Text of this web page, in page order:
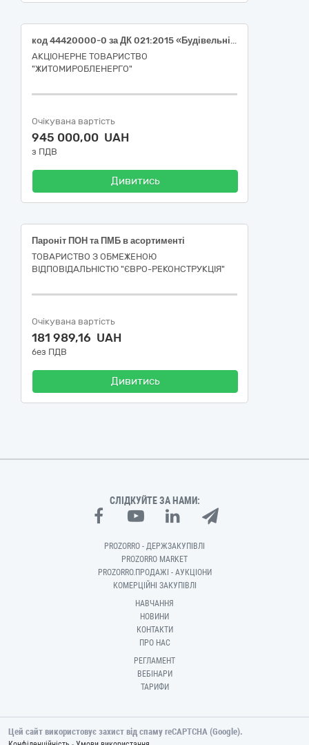
код 44420000-0 за ДК 021:2015 «Будівельні товари» (драбини)
АКЦІОНЕРНЕ ТОВАРИСТВО
"ЖИТОМИРОБЛЕНЕРГО"
Очікувана вартість
945 000,00 UAH
з ПДВ
Дивитись
Пароніт ПОН та ПМБ в асортименті
ТОВАРИСТВО З ОБМЕЖЕНОЮ
ВІДПОВІДАЛЬНІСТЮ "ЄВРО-РЕКОНСТРУКЦІЯ"
Очікувана вартість
181 989,16 UAH
без ПДВ
Дивитись
СЛІДКУЙТЕ ЗА НАМИ:
PROZORRO - ДЕРЖЗАКУПІВЛІ
PROZORRO MARKET
PROZORRO.ПРОДАЖІ - АУКЦІОНИ
КОМЕРЦІЙНІ ЗАКУПІВЛІ
НАВЧАННЯ
НОВИНИ
КОНТАКТИ
ПРО НАС
РЕГЛАМЕНТ
ВЕБІНАРИ
ТАРИФИ
Цей сайт використовує захист від спаму reCAPTCHA (Google).